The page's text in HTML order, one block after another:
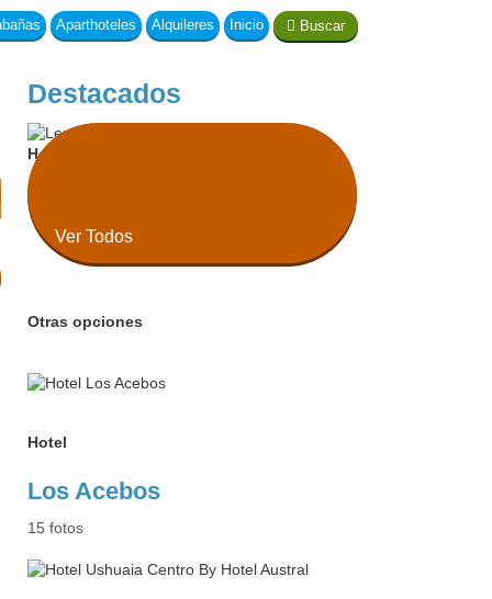
Aparthoteles Alquileres Inicio Buscar
Destacados
Hotel
Lennox
Ver Todos
Otras opciones
Hotel
Los Acebos
15 fotos